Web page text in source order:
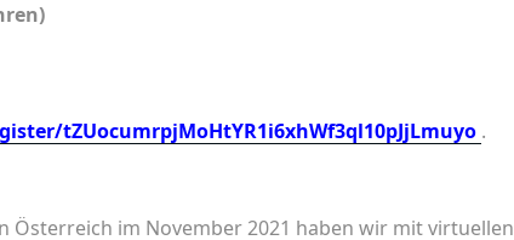
tZUocumrpjMoHtYR1i6xhWf3ql10pJjLmuyo .
Österreich im November 2021 haben wir mit virtuellen